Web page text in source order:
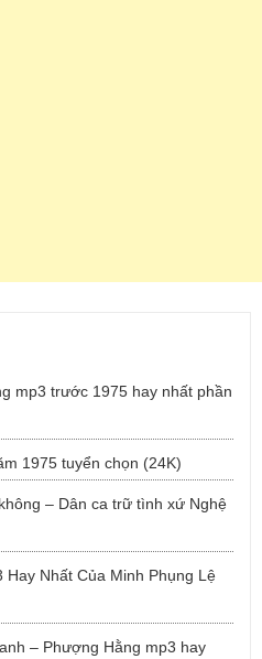
mp3 trước 1975 hay nhất phần
1975 tuyển chọn (24K)
– Dân ca trữ tình xứ Nghệ
Nhất Của Minh Phụng Lệ
– Phượng Hằng mp3 hay